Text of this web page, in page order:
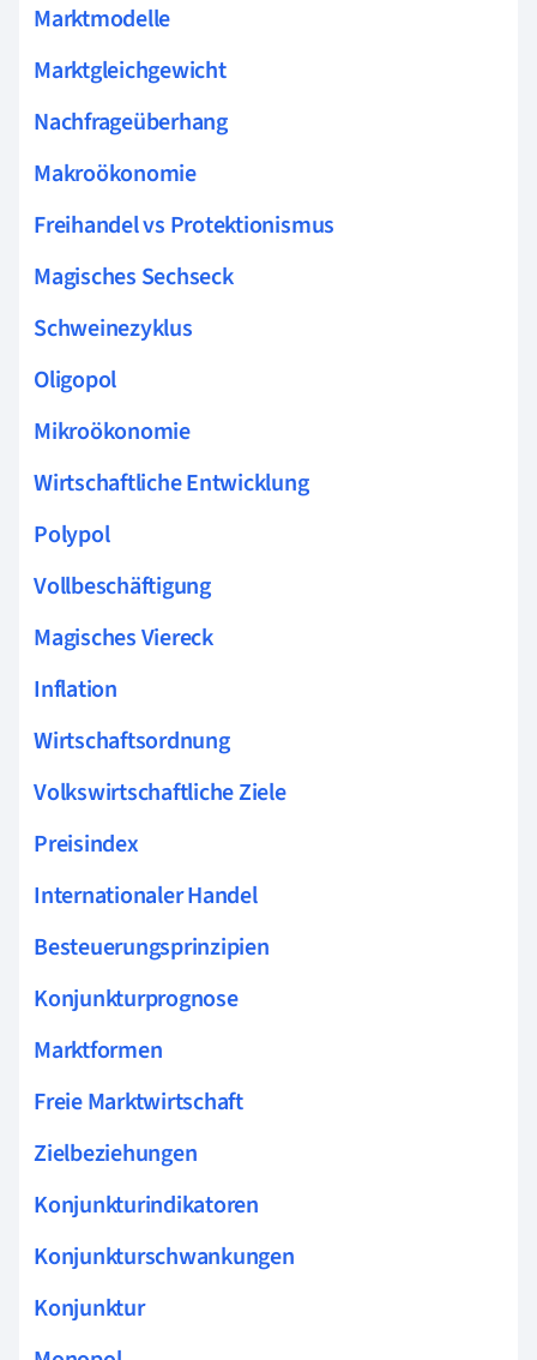
Marktmodelle
Marktgleichgewicht
Nachfrageüberhang
Makroökonomie
Freihandel vs Protektionismus
Magisches Sechseck
Schweinezyklus
Oligopol
Mikroökonomie
Wirtschaftliche Entwicklung
Polypol
Vollbeschäftigung
Magisches Viereck
Inflation
Wirtschaftsordnung
Volkswirtschaftliche Ziele
Preisindex
Internationaler Handel
Besteuerungsprinzipien
Konjunkturprognose
Marktformen
Freie Marktwirtschaft
Zielbeziehungen
Konjunkturindikatoren
Konjunkturschwankungen
Konjunktur